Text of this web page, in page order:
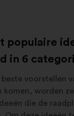
populaire
in 6
voorstellen
komen, worden
die de